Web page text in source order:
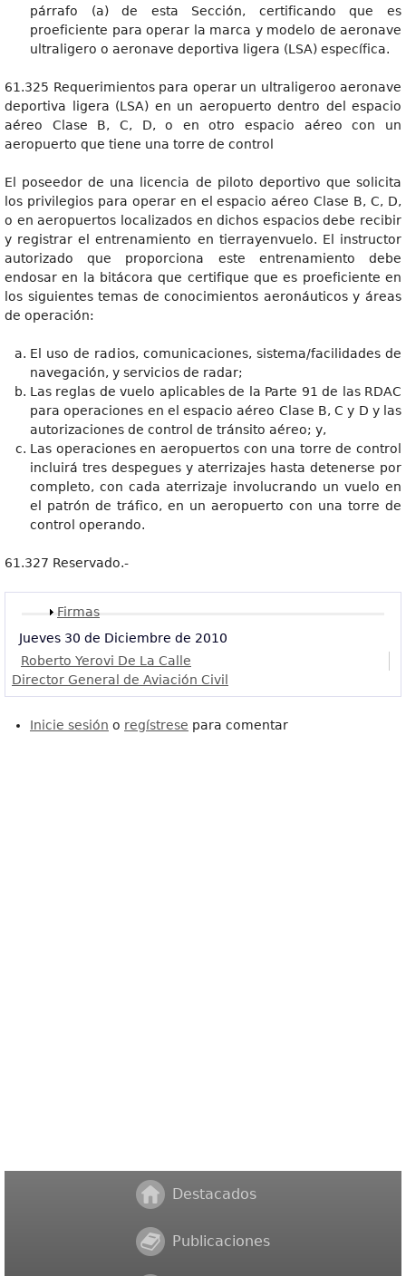
párrafo (a) de esta Sección, certificando que es
proeficiente para operar la marca y modelo de aeronave
ultraligero o aeronave deportiva ligera (LSA) específica.
61.325 Requerimientos para operar un ultraligeroo aeronave
deportiva ligera (LSA) en un aeropuerto dentro del espacio
aéreo Clase B, C, D, o en otro espacio aéreo con un
aeropuerto que tiene una torre de control
El poseedor de una licencia de piloto deportivo que solicita
los privilegios para operar en el espacio aéreo Clase B, C, D,
o en aeropuertos localizados en dichos espacios debe recibir
y registrar el entrenamiento en tierrayenvuelo. El instructor
autorizado que proporciona este entrenamiento debe
endosar en la bitácora que certifique que es proeficiente en
los siguientes temas de conocimientos aeronáuticos y áreas
de operación:
El uso de radios, comunicaciones, sistema/facilidades de
navegación, y servicios de radar;
Las reglas de vuelo aplicables de la Parte 91 de las RDAC
para operaciones en el espacio aéreo Clase B, C y D y las
autorizaciones de control de tránsito aéreo; y,
Las operaciones en aeropuertos con una torre de control
incluirá tres despegues y aterrizajes hasta detenerse por
completo, con cada aterrizaje involucrando un vuelo en
el patrón de tráfico, en un aeropuerto con una torre de
control operando.
61.327 Reservado.-
Mostrar
Firmas
Jueves 30 de Diciembre de 2010
Roberto Yerovi De La Calle
Director General de Aviación Civil
Inicie sesión o regístrese para comentar
Destacados
Publicaciones